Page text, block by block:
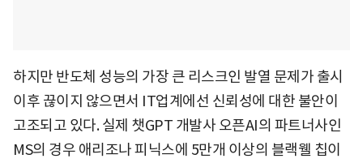
하지만 반도체 성능의 가장 큰 리스크인 발열 문제가 출시
이후 끊이지 않으면서 IT업계에선 신뢰성에 대한 불안이
고조되고 있다. 실제 챗GPT 개발사 오픈AI의 파트너사인
MS의 경우 애리조나 피닉스에 5만개 이상의 블랙웰 칩이